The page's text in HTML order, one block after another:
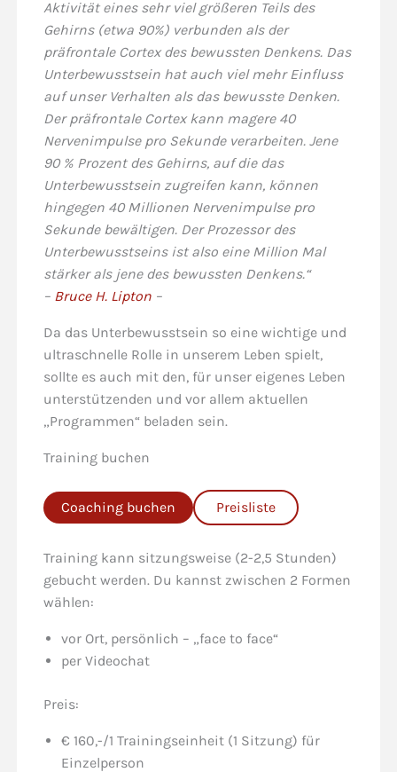
Aktivität eines sehr viel größeren Teils des
Gehirns (etwa 90%) verbunden als der
präfrontale Cortex des bewussten Denkens. Das
Unterbewusstsein hat auch viel mehr Einfluss
auf unser Verhalten als das bewusste Denken.
Der präfrontale Cortex kann magere 40
Nervenimpulse pro Sekunde verarbeiten. Jene
90 % Prozent des Gehirns, auf die das
Unterbewusstsein zugreifen kann, können
hingegen 40 Millionen Nervenimpulse pro
Sekunde bewältigen. Der Prozessor des
Unterbewusstseins ist also eine Million Mal
stärker als jene des bewussten Denkens.“
– Bruce H. Lipton–
Da das Unterbewusstsein so eine wichtige und
ultraschnelle Rolle in unserem Leben spielt,
sollte es auch mit den, für unser eigenes Leben
unterstützenden und vor allem aktuellen
„Programmen“ beladen sein.
Training buchen
Coaching buchen Preisliste
Training kann sitzungsweise (2-2,5 Stunden)
gebucht werden. Du kannst zwischen 2 Formen
wählen:
vor Ort, persönlich – „face to face“
per Videochat
Preis:
€ 160,-/1 Trainingseinheit (1 Sitzung) für
Einzelperson